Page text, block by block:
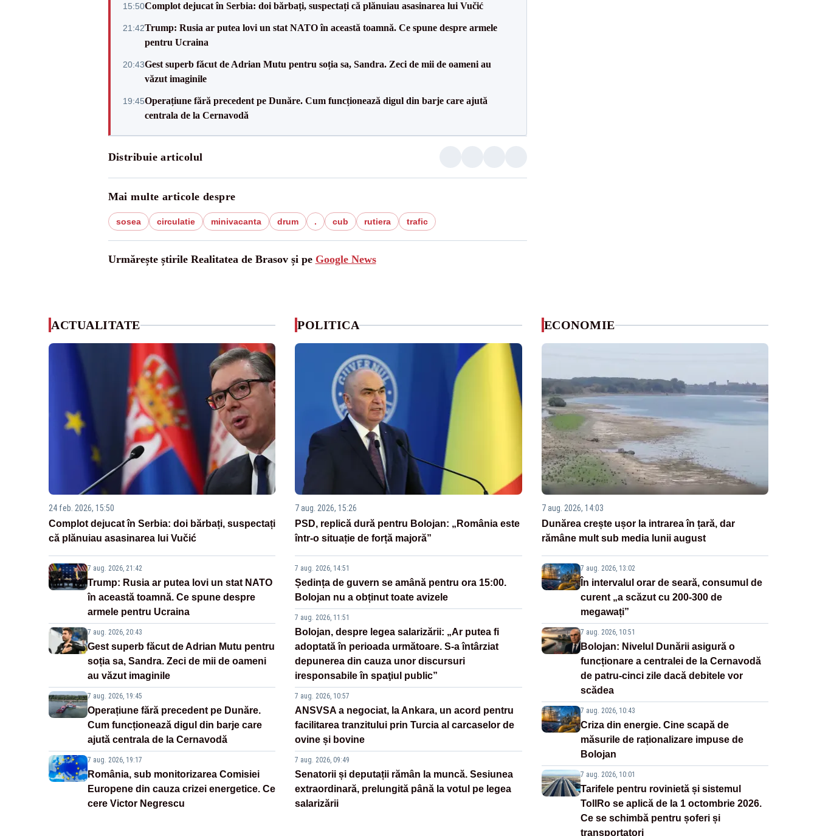
15:50Complot dejucat în Serbia: doi bărbați, suspectați că plănuiau asasinarea lui Vučić
21:42Trump: Rusia ar putea lovi un stat NATO în această toamnă. Ce spune despre armele
pentru Ucraina
20:43Gest superb făcut de Adrian Mutu pentru soția sa, Sandra. Zeci de mii de oameni au
văzut imaginile
19:45Operațiune fără precedent pe Dunăre. Cum funcționează digul din barje care ajută
centrala de la Cernavodă
Distribuie articolul
Mai multe articole despre
sosea circulatie minivacanta drum . cub rutiera trafic
Urmărește știrile Realitatea de Brasov și pe Google News
ACTUALITATE
24 feb. 2026, 15:50
Complot dejucat în Serbia: doi bărbați, suspectați
că plănuiau asasinarea lui Vučić
7 aug. 2026, 21:42
Trump: Rusia ar putea lovi un stat NATO
în această toamnă. Ce spune despre
armele pentru Ucraina
7 aug. 2026, 20:43
Gest superb făcut de Adrian Mutu pentru
soția sa, Sandra. Zeci de mii de oameni
au văzut imaginile
7 aug. 2026, 19:45
Operațiune fără precedent pe Dunăre.
Cum funcționează digul din barje care
ajută centrala de la Cernavodă
7 aug. 2026, 19:17
România, sub monitorizarea Comisiei
Europene din cauza crizei energetice. Ce
cere Victor Negrescu
POLITICA
7 aug. 2026, 15:26
PSD, replică dură pentru Bolojan: „România este
într-o situație de forță majoră”
7 aug. 2026, 14:51
Ședința de guvern se amână pentru ora 15:00.
Bolojan nu a obținut toate avizele
7 aug. 2026, 11:51
Bolojan, despre legea salarizării: „Ar putea fi
adoptată în perioada următoare. S-a întârziat
depunerea din cauza unor discursuri
iresponsabile în spaţiul public”
7 aug. 2026, 10:57
ANSVSA a negociat, la Ankara, un acord pentru
facilitarea tranzitului prin Turcia al carcaselor de
ovine și bovine
7 aug. 2026, 09:49
Senatorii și deputații rămân la muncă. Sesiunea
extraordinară, prelungită până la votul pe legea
salarizării
ECONOMIE
7 aug. 2026, 14:03
Dunărea crește ușor la intrarea în țară, dar
rămâne mult sub media lunii august
7 aug. 2026, 13:02
În intervalul orar de seară, consumul de
curent „a scăzut cu 200-300 de
megawați”
7 aug. 2026, 10:51
Bolojan: Nivelul Dunării asigură o
funcționare a centralei de la Cernavodă
de patru-cinci zile dacă debitele vor
scădea
7 aug. 2026, 10:43
Criza din energie. Cine scapă de
măsurile de raționalizare impuse de
Bolojan
7 aug. 2026, 10:01
Tarifele pentru rovinietă și sistemul
TollRo se aplică de la 1 octombrie 2026.
Ce se schimbă pentru șoferi și
transportatori